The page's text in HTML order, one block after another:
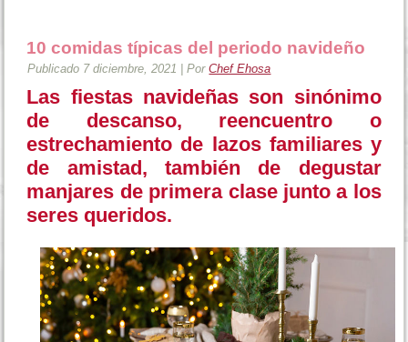
10 comidas típicas del periodo navideño
Publicado 7 diciembre, 2021 |Por Chef Ehosa
Las fiestas navideñas son sinónimo
de descanso, reencuentro o
estrechamiento de lazos familiares y
de amistad, también de degustar
manjares de primera clase junto a los
seres queridos.